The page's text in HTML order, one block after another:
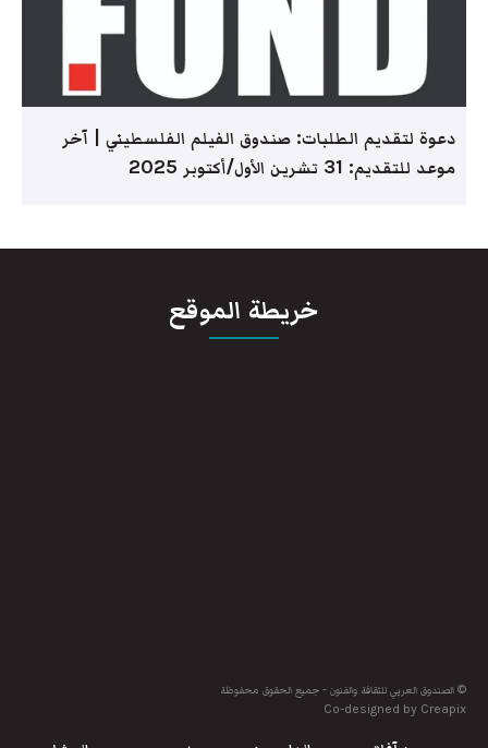
دعوة لتقديم الطلبات: صندوق الفيلم الفلسطيني | آخر
موعد للتقديم: 31 تشرين الأول/أكتوبر 2025
خريطة الموقع
© الصندوق العربي للثقافة والفنون - جميع الحقوق محفوظة
Co-designed by Creapix